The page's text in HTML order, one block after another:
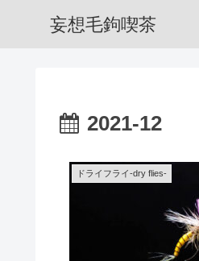
妄想毛鉤喫茶
2021-12
ドライフライ-dry flies-